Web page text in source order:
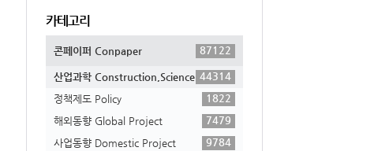
카테고리
콘페이퍼 Conpaper 87122
산업과학 Construction,Science 44314
정책제도 Policy
1822
해외동향 Global Project
7479
사업동향 Domestic Project
9784